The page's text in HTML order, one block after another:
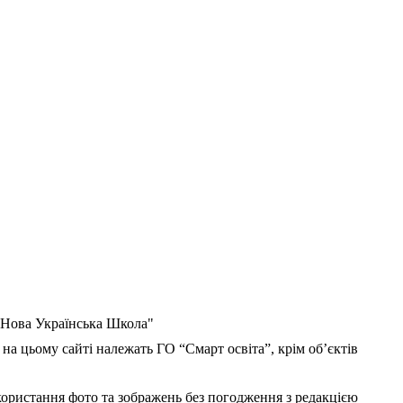
Українська Школа"
цьому сайті належать ГО “Смарт освіта”, крім об’єктів
фото та зображень без погодження з редакцією